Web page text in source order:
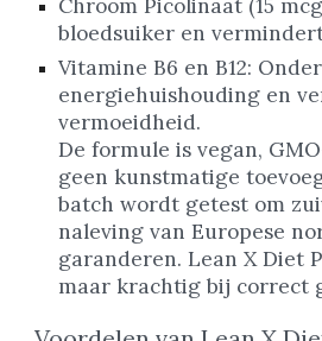
Chroom Picolinaat (15
bloedsuiker en
Vitamine B6 en B12:
energiehuishouding en
vermoeidheid.
De formule is vegan,
geen kunstmatige
batch wordt getest om
naleving van Europese
garanderen. Lean X Diet
maar krachtig bij correct